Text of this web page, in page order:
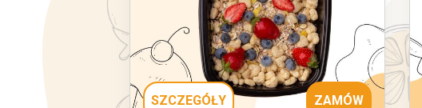
SZCZEGÓŁY ZAMÓW